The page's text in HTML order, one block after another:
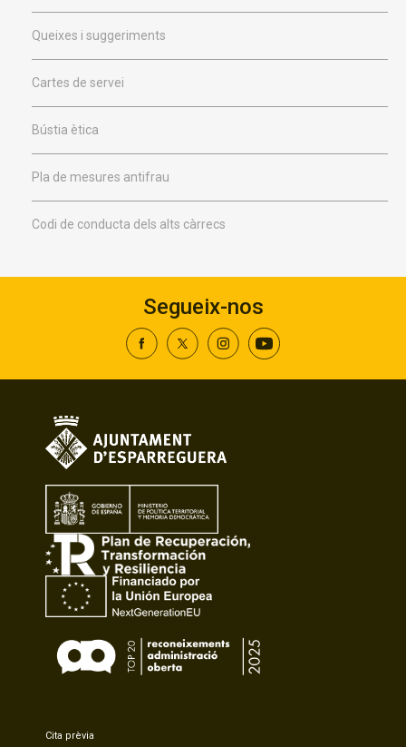
Queixes i suggeriments
Cartes de servei
Bústia ètica
Pla de mesures antifrau
Codi de conducta dels alts càrrecs
Segueix-nos
Cita prèvia